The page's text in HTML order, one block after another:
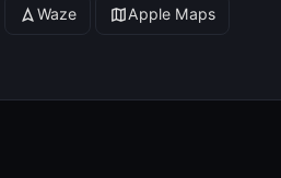
navigation Waze mapApple Maps